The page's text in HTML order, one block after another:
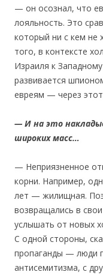
— он осознал, что
лояльность. Это
который ни с кем не
того, в контексте
Израиля к
развивается
евреям — через
— И на это
широких масс…
— Неприязненное
корни. Например,
лет — жилищная.
возвращались в
услышать от новых
С одной стороны,
пропаганды — люди
антисемитизма, с